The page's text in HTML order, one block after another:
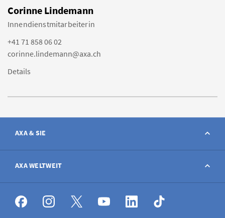
Corinne Lindemann
Innendienstmitarbeiterin
+41 71 858 06 02
corinne.lindemann@axa.ch
Details
AXA & SIE
Kontakt
Schaden melden
AXA WELTWEIT
AXA weltweit